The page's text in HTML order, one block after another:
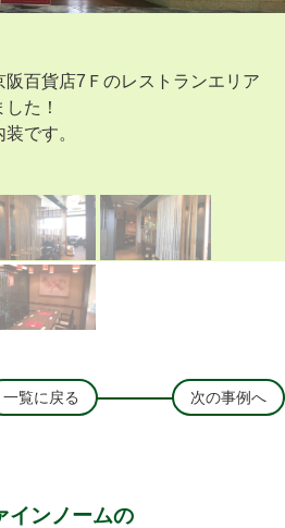
百貨店7Ｆのレストランエリア
た！
です。
一覧に戻る 次の事例へ
インノームの